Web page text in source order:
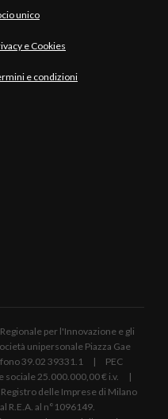
unico
e Cookies
e condizioni
per l'Innovazione e gli
unipersonale Piazza Gae
39.02 39331.1 | PEC
sociale 25.000.000,00 € i.v. |
delle Imprese di Milano
al n°1096149.